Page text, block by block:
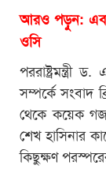
আরও পড়ুন:
ওসি
পররাষ্ট্রমন্ত্রী
সম্পর্কে সংবাদ
থেকে কয়েক গজ
শেখ হাসিনার
কিছুক্ষণ